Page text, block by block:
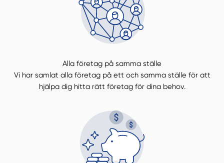
Alla företag på samma ställe
Vi har samlat alla företag på ett och samma ställe för att
hjälpa dig hitta rätt företag för dina behov.